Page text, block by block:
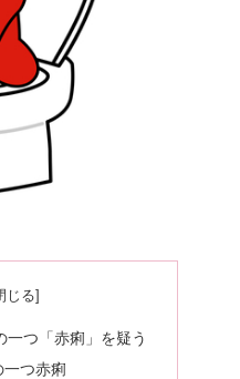
一つ「赤痢」を疑う
つ赤痢